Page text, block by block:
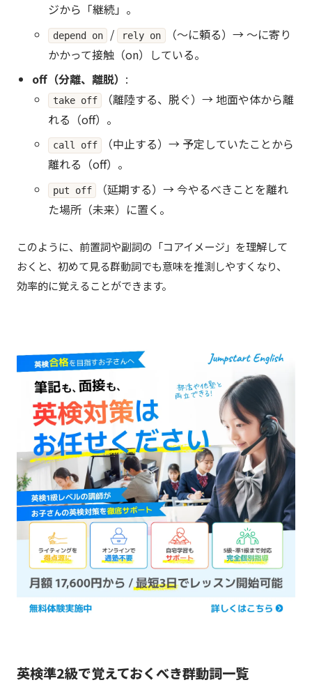
ジから「継続」。
depend on / rely on （〜に頼る）→ 〜に寄り
かかって接触（on）している。
off（分離、離脱） :
take off
（離陸する、脱ぐ）→ 地面や体から離
れる（off）。
call off
（中止する）→ 予定していたことから
離れる（off）。
put off
（延期する）→ 今やるべきことを離れ
た場所（未来）に置く。
このように、前置詞や副詞の「コアイメージ」を理解して
おくと、初めて見る群動詞でも意味を推測しやすくなり、
効率的に覚えることができます。
英検準2級で覚えておくべき群動詞一覧